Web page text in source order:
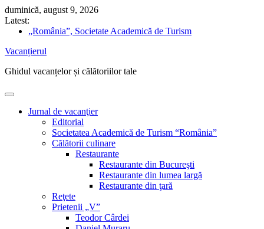
Skip
to
content
duminică, august 9, 2026
Latest:
„România”, Societate Academică de Turism
Nicolae Iorga: Din Italia. Veneţia (9) „Doi gladiatori de
5 sfaturi pentru drumeții în pandemie
Vacanțierul
Ghidul vacanțelor și călătoriilor tale
Jurnal de vacanţier
Editorial
Societatea Academică de Turism “România”
Călătorii culinare
Restaurante
Restaurante din Bucureşti
Restaurante din lumea largă
Restaurante din ţară
Reţete
Prietenii „V”
Teodor Cârdei